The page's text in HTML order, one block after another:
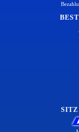
SITZ